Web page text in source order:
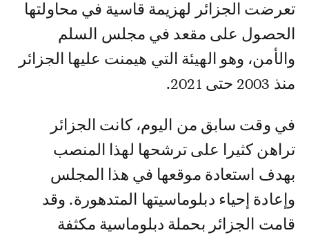
تعرضت الجزائر لهزيمة قاسية في محاولتها
الحصول على مقعد في مجلس السلم
والأمن، وهو الهيئة التي هيمنت عليها الجزائر
منذ 2003 حتى 2021.
في وقت سابق من اليوم، كانت الجزائر
تراهن كثيرا على ترشحها لهذا المنصب
بهدف استعادة موقعها في هذا المجلس
وإعادة إحياء دبلوماسيتها المتدهورة. وقد
قامت الجزائر بحملة دبلوماسية مكثفة